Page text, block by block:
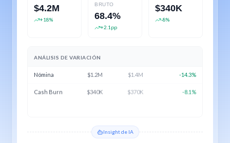
$4.2M
+18%
BRUTO
68.4%
+2.1pp
$340K
-8%
ANÁLISIS DE VARIACIÓN
Nómina $1.2M $1.4M -14.3%
Cash Burn $340K $370K -8.1%
Insight de IA